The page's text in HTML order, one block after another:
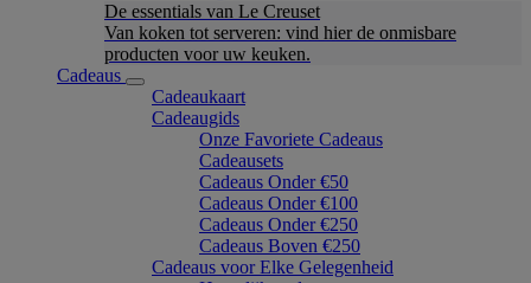
De essentials van Le Creuset
Van koken tot serveren: vind hier de onmisbare
producten voor uw keuken.
Cadeaus
Cadeaukaart
Cadeaugids
Onze Favoriete Cadeaus
Cadeausets
Cadeaus Onder €50
Cadeaus Onder €100
Cadeaus Onder €250
Cadeaus Boven €250
Cadeaus voor Elke Gelegenheid